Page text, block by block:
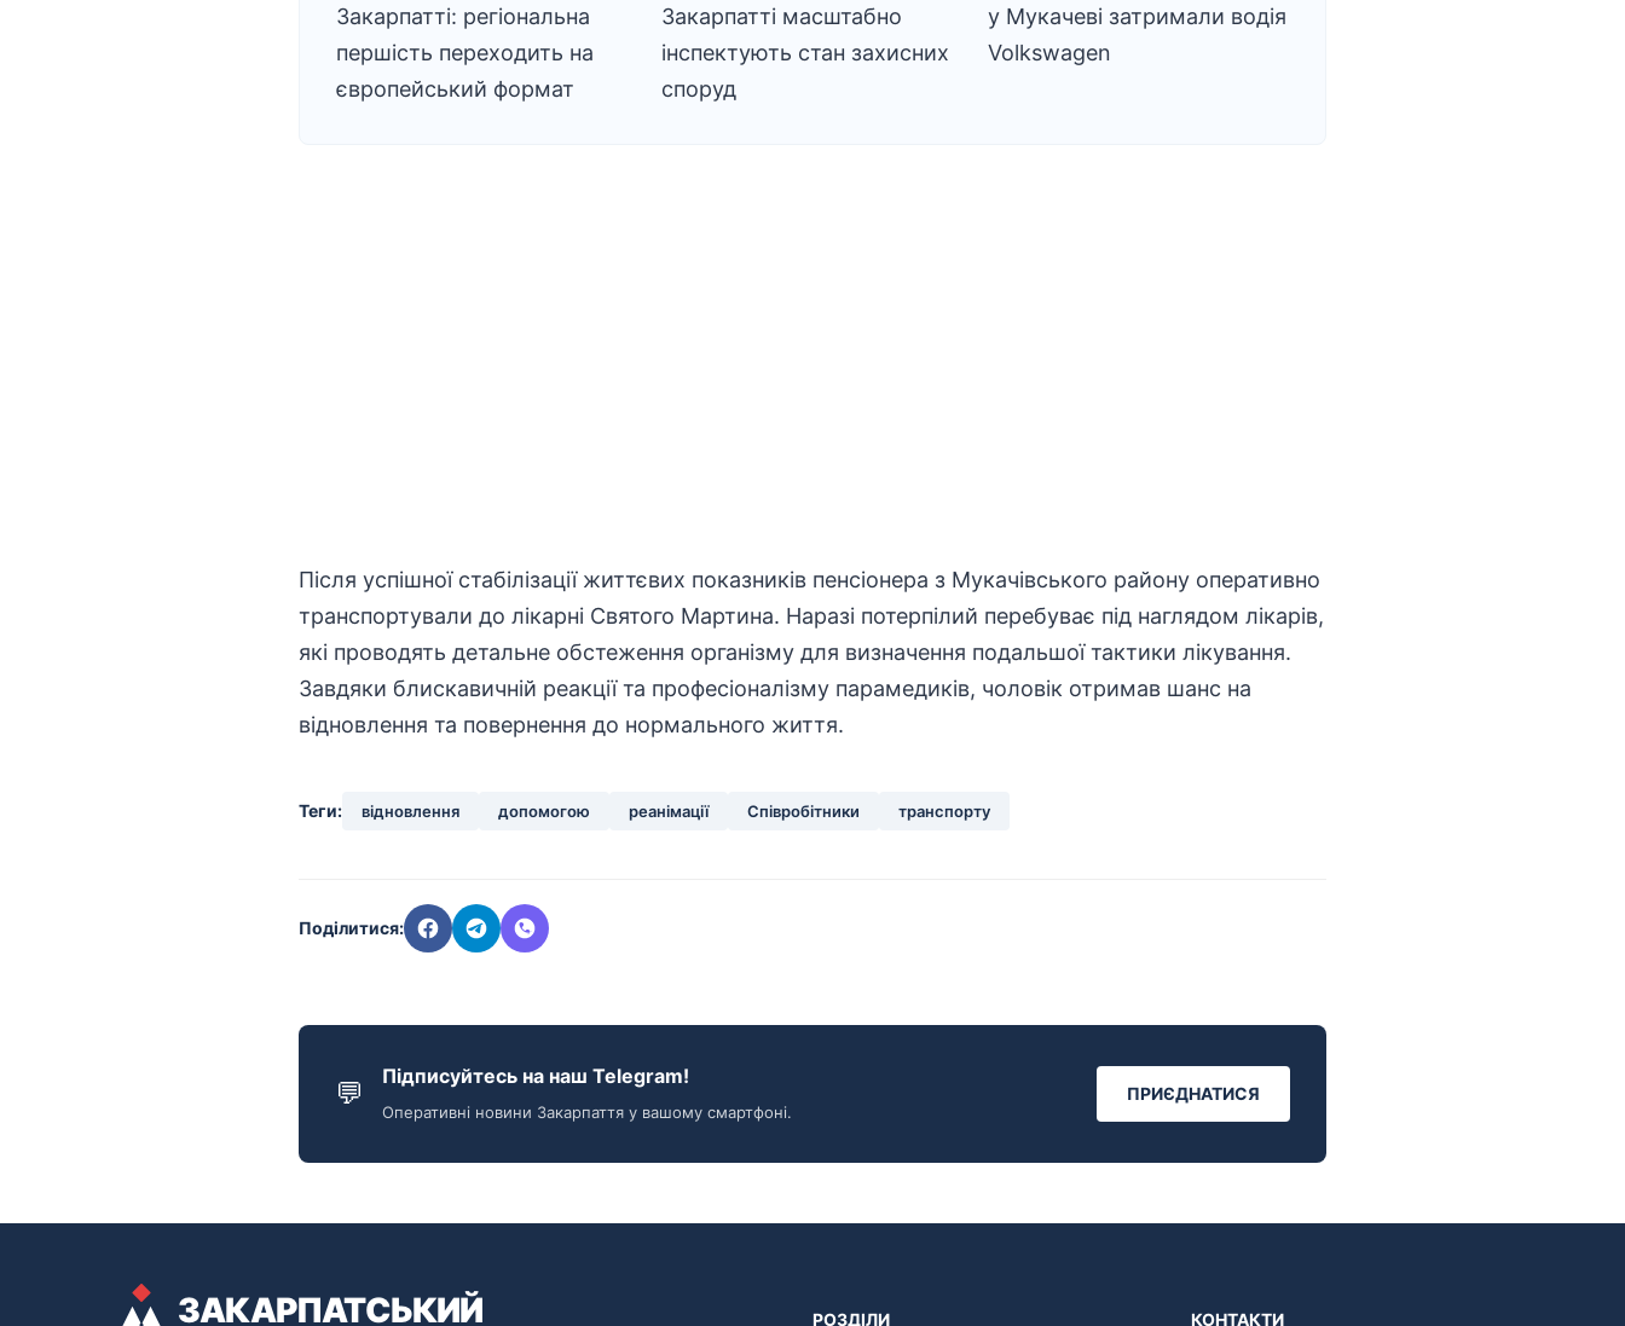
Закарпатті: регіональна
першість переходить на
європейський формат
Закарпатті масштабно
інспектують стан захисних
споруд
у Мукачеві затримали водія
Volkswagen
Після успішної стабілізації життєвих показників пенсіонера з Мукачівського району оперативно
транспортували до лікарні Святого Мартина. Наразі потерпілий перебуває під наглядом лікарів,
які проводять детальне обстеження організму для визначення подальшої тактики лікування.
Завдяки блискавичній реакції та професіоналізму парамедиків, чоловік отримав шанс на
відновлення та повернення до нормального життя.
Теги: відновлення допомогою реанімації Співробітники транспорту
Поділитися:
💬 Підписуйтесь на наш Telegram!
Оперативні новини Закарпаття у вашому смартфоні.
ПРИЄДНАТИСЯ
ЗАКАРПАТСЬКИЙ РОЗДІЛИ КОНТАКТИ